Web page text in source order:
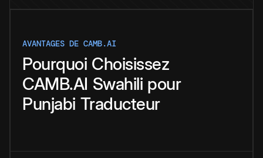
AVANTAGES DE CAMB.AI
Pourquoi Choisissez
CAMB.AI Swahili pour
Punjabi Traducteur